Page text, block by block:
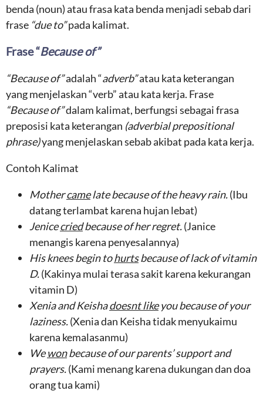
benda (noun) atau frasa kata benda menjadi sebab dari
frase “due to”pada kalimat.
Frase “Because of”
“Because of”adalah “adverb”atau kata keterangan
yang menjelaskan “verb” atau kata kerja. Frase
“Because of”dalam kalimat, berfungsi sebagai frasa
preposisi kata keterangan (adverbial prepositional
phrase)yang menjelaskan sebab akibat pada kata kerja.
Contoh Kalimat
Mothercamelatebecause of theheavy rain.(Ibu
datang terlambat karena hujan lebat)
Jenicecriedbecause of herregret.(Janice
menangis karena penyesalannya)
Hisknees begin tohurtsbecause oflack of vitamin
D.(Kakinya mulai terasa sakit karena kekurangan
vitamin D)
Xenia and Keishadoesnt likeyou because of your
laziness.(Xenia dan Keisha tidak menyukaimu
karena kemalasanmu)
Wewonbecause of ourparents’support and
prayers.(Kami menang karena dukungan dan doa
orang tua kami)